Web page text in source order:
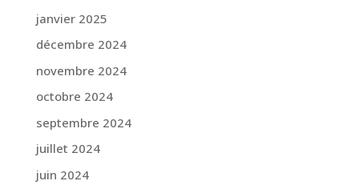
janvier 2025
décembre 2024
novembre 2024
octobre 2024
septembre 2024
juillet 2024
juin 2024